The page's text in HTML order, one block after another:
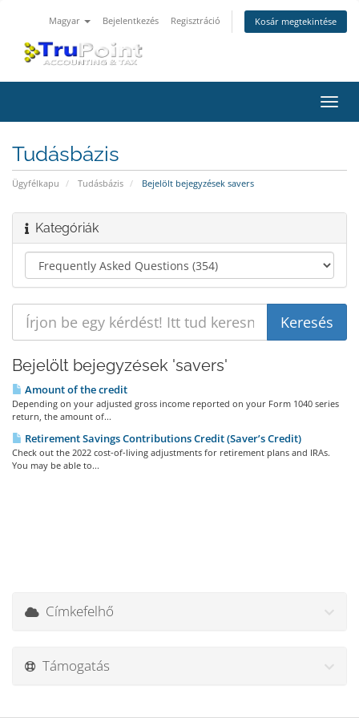
Magyar Bejelentkezés Regisztráció Kosár megtekintése
a
Tudásbázis
Ügyfélkapu Tudásbázis Bejelölt bejegyzések savers
Kategóriák
Bejelölt bejegyzések 'savers'
Amount of the credit
Depending on your adjusted gross income reported on your Form 1040 series
return, the amount of...
Retirement Savings Contributions Credit (Saver’s Credit)
Check out the 2022 cost-of-living adjustments for retirement plans and IRAs.
You may be able to...
Címkefelhő
Támogatás